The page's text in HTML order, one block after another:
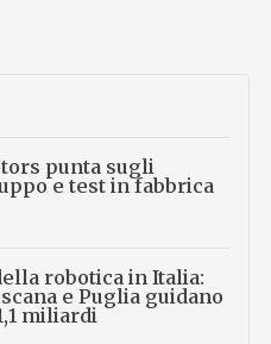
punta sugli
e test in fabbrica
robotica in Italia:
e Puglia guidano
miliardi